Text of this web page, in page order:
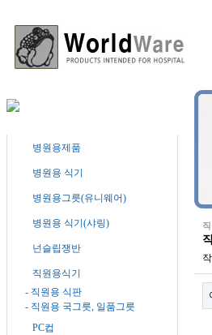
병원용제품
병원용 식기
병원용그릇(유니웨어)
병원용 식기(샤링)
넌슬립쟁반
직원용식기
- 직원용 식판
- 직원용 국그릇, 일품그릇
PC컵